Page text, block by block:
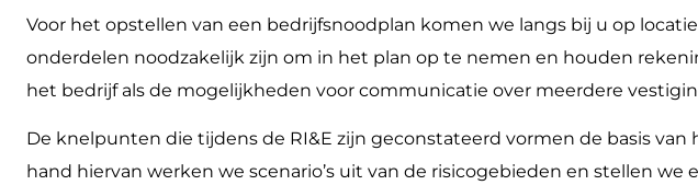
Voor het opstellen van een bedrijfsnoodplan komen we langs bij u op
onderdelen noodzakelijk zijn om in het plan op te nemen en houden
het bedrijf als de mogelijkheden voor communicatie over meerdere
De knelpunten die tijdens de RI&E zijn geconstateerd vormen de basis van
hand hiervan werken we scenario’s uit van de risicogebieden en stellen